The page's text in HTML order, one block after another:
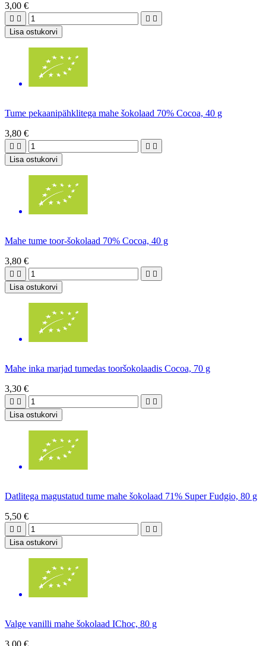
3,00 €
   
Lisa ostukorvi
Tume pekaanipähklitega mahe šokolaad 70% Cocoa, 40 g
3,80 €
   
Lisa ostukorvi
Mahe tume toor-šokolaad 70% Cocoa, 40 g
3,80 €
   
Lisa ostukorvi
Mahe inka marjad tumedas tooršokolaadis Cocoa, 70 g
3,30 €
   
Lisa ostukorvi
Datlitega magustatud tume mahe šokolaad 71% Super Fudgio, 80 g
5,50 €
   
Lisa ostukorvi
Valge vanilli mahe šokolaad IChoc, 80 g
3,00 €